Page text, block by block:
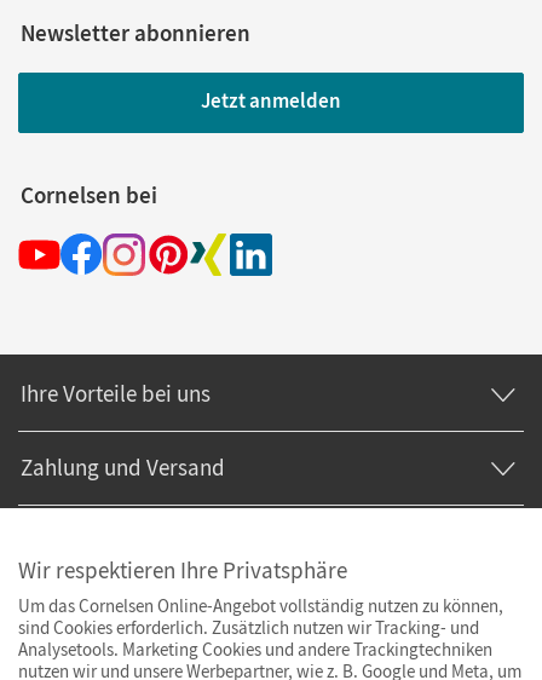
Newsletter abonnieren
Jetzt anmelden
Cornelsen bei
Ihre Vorteile bei uns
Zahlung und Versand
Wir respektieren Ihre Privatsphäre
Um das Cornelsen Online-Angebot vollständig nutzen zu können,
sind Cookies erforderlich. Zusätzlich nutzen wir Tracking- und
Analysetools. Marketing Cookies und andere Trackingtechniken
nutzen wir und unsere Werbepartner, wie z. B. Google und Meta, um